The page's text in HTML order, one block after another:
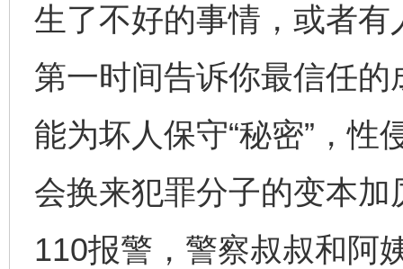
生了不好的事情，或者
第一时间告诉你最信任
能为坏人保守“秘密”，
会换来犯罪分子的变本
110报警，警察叔叔和阿